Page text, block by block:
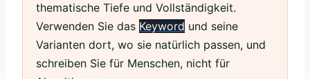
thematische Tiefe und Vollständigkeit.
Verwenden Sie das Keyword und seine
Varianten dort, wo sie natürlich passen, und
schreiben Sie für Menschen, nicht für